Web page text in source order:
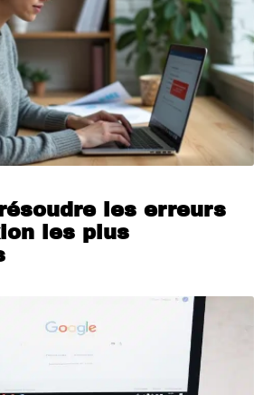
les erreurs
les plus